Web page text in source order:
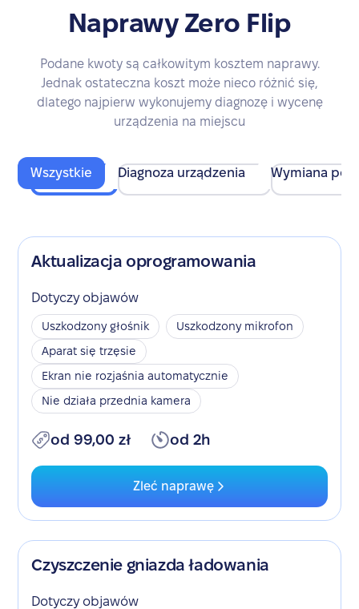
Naprawy Zero Flip
Podane kwoty są całkowitym kosztem naprawy.
Jednak ostateczna koszt może nieco różnić się,
dlatego najpierw wykonujemy diagnozę i wycenę
urządzenia na miejscu
Wszystkie Diagnoza urządzenia Wymiana
Aktualizacja oprogramowania
Dotyczy objawów
Uszkodzony głośnik
Uszkodzony mikrofon
Aparat się trzęsie
Ekran nie rozjaśnia automatycznie
Nie działa przednia kamera
od 99,00 zł od 2h
Zleć naprawę
Czyszczenie gniazda ładowania
Dotyczy objawów